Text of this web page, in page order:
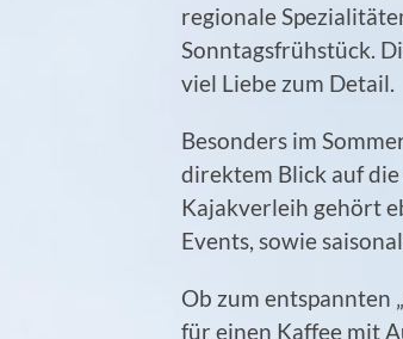
regionale
Sonntagsfrühstück.
viel Liebe zum Detail.
Besonders im
direktem Blick auf
Kajakverleih gehört
Events, sowie
Ob zum entspannten
für einen Kaffee mit